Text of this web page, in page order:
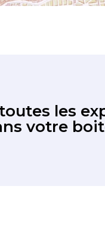
les
votre